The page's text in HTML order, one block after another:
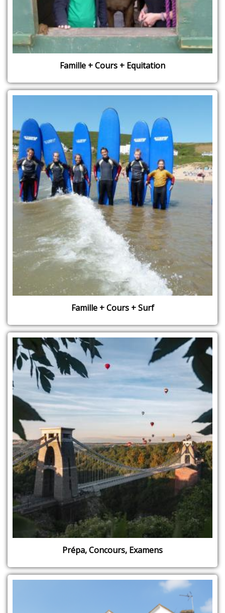
Famille + Cours + Equitation
Famille + Cours + Surf
Prépa, Concours, Examens